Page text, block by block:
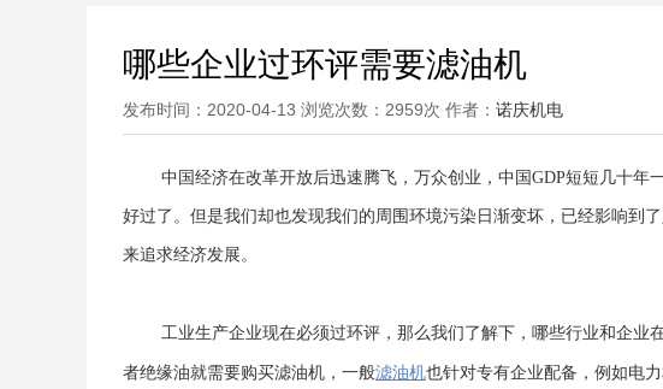
哪些企业过环评需要滤油机
发布时间：2020-04-13 浏览次数：2959次 作者： 诺庆机电
中国经济在改革开放后迅速腾飞，万众创业，中国 GDP短短几十年
好过了。但是我们却也发现我们的周围环境污染日渐变坏，已经影响到
来追求经济发展。
工业生产企业现在必须过环评，那么我们了解下，哪些行业和企业
者绝缘油就需要购买滤油机 ，一般滤油机也针对专有企业配备，例如电力